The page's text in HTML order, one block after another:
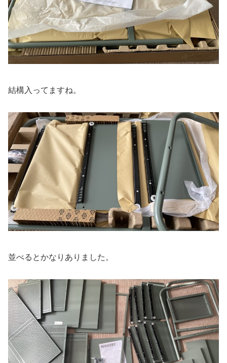
結構入ってますね。
並べるとかなりありました。